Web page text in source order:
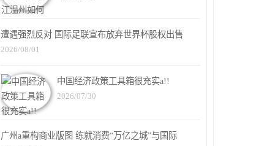
遭遇强烈反对 国际足联宣布放弃世界杯股权出售
2026/08/01
中国经济政策工具箱很充实a!!
2026/07/30
广州a重构商业版图 练就消费“万亿之城”与国际